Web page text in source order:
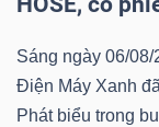
Sáng ngày 06/
Điện Máy Xanh
Phát biểu trong
NGHIỆP